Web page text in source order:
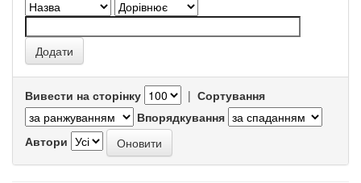
Вивести на сторінку | Сортування
Впорядкування
Автори